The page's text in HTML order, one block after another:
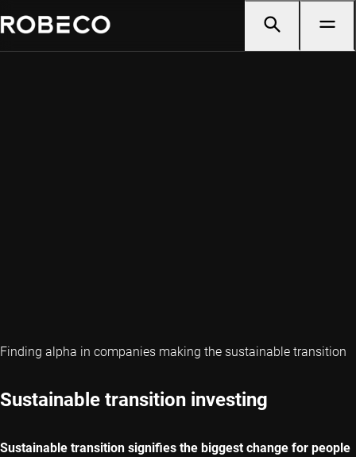
Finding alpha in companies making the sustainable transition
Sustainable transition investing
Sustainable transition signifies the biggest change for people